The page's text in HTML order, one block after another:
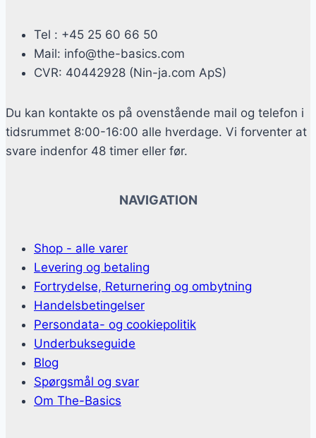
Tel : +45 25 60 66 50
Mail: info@the-basics.com
CVR: 40442928 (Nin-ja.com ApS)
Du kan kontakte os på ovenstående mail og telefon i
tidsrummet 8:00-16:00 alle hverdage. Vi forventer at
svare indenfor 48 timer eller før.
NAVIGATION
Shop - alle varer
Levering og betaling
Fortrydelse, Returnering og ombytning
Handelsbetingelser
Persondata- og cookiepolitik
Underbukseguide
Blog
Spørgsmål og svar
Om The-Basics